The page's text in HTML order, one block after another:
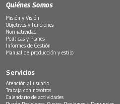
Quiénes Somos
Misión y Visión
Objetivos y funciones
Normatividad
Políticas y Planes
Informes de Gestión
Manual de producción y estilo
Servicios
Atención al usuario
Trabaja con nosotros
Calendario de actividades